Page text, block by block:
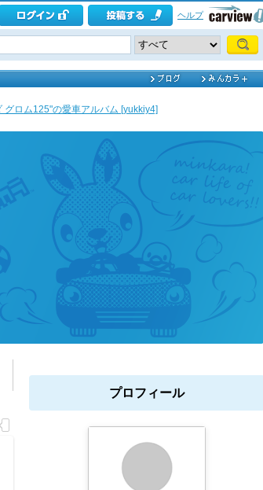
ヘルプ
グロム125"の愛車アルバム [yukkiy4]
プロフィール